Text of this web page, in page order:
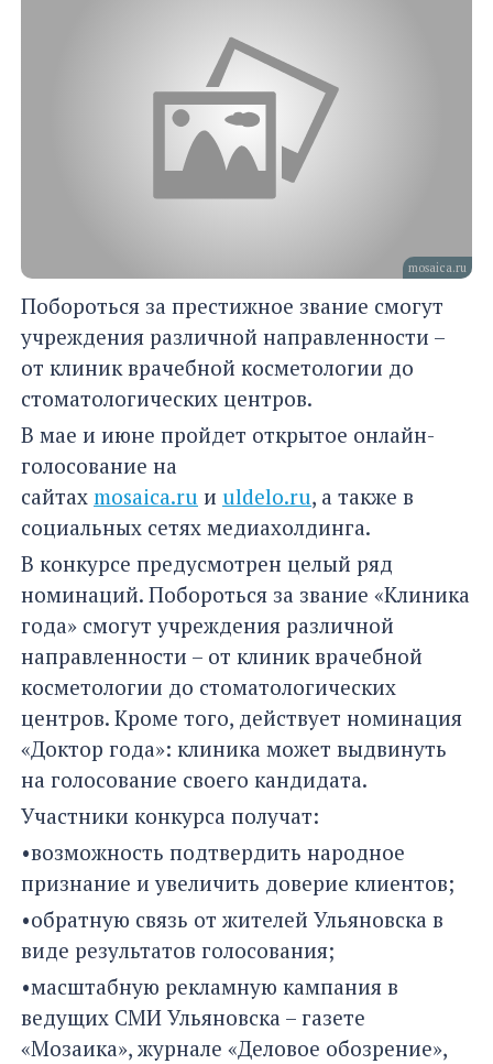
mosaica.ru
Побороться за престижное звание смогут
учреждения различной направленности –
от клиник врачебной косметологии до
стоматологических центров.
В мае и июне пройдет открытое онлайн-
голосование на
сайтах mosaica.ru и uldelo.ru, а также в
социальных сетях медиахолдинга.
В конкурсе предусмотрен целый ряд
номинаций. Побороться за звание «Клиника
года» смогут учреждения различной
направленности – от клиник врачебной
косметологии до стоматологических
центров. Кроме того, действует номинация
«Доктор года»: клиника может выдвинуть
на голосование своего кандидата.
Участники конкурса получат:
•возможность подтвердить народное
признание и увеличить доверие клиентов;
•обратную связь от жителей Ульяновска в
виде результатов голосования;
•масштабную рекламную кампания в
ведущих СМИ Ульяновска – газете
«Мозаика», журнале «Деловое обозрение»,